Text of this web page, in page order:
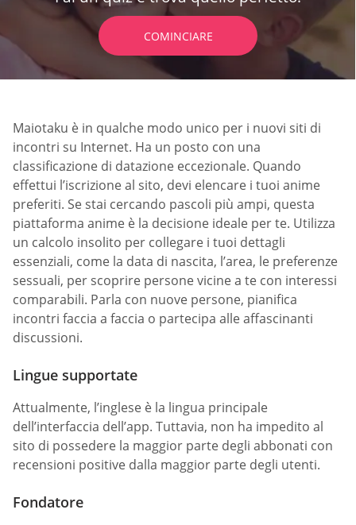
COMINCIARE
Maiotaku è in qualche modo unico per i nuovi siti di
incontri su Internet. Ha un posto con una
classificazione di datazione eccezionale. Quando
effettui l’iscrizione al sito, devi elencare i tuoi anime
preferiti. Se stai cercando pascoli più ampi, questa
piattaforma anime è la decisione ideale per te. Utilizza
un calcolo insolito per collegare i tuoi dettagli
essenziali, come la data di nascita, l’area, le preferenze
sessuali, per scoprire persone vicine a te con interessi
comparabili. Parla con nuove persone, pianifica
incontri faccia a faccia o partecipa alle affascinanti
discussioni.
Lingue supportate
Attualmente, l’inglese è la lingua principale
dell’interfaccia dell’app. Tuttavia, non ha impedito al
sito di possedere la maggior parte degli abbonati con
recensioni positive dalla maggior parte degli utenti.
Fondatore